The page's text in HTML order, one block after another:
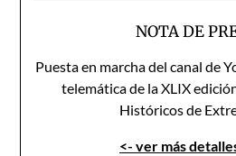
NOTA DE
Puesta en marcha del canal de
telemática de la XLIX
Históricos de
<- ver más